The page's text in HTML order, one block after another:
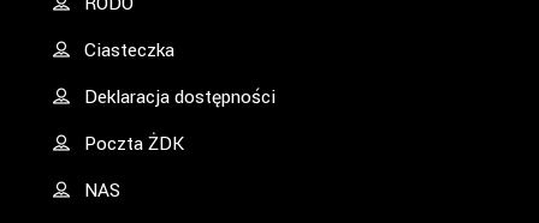
Ciasteczka
Deklaracja dostępności
Poczta ŻDK
NAS